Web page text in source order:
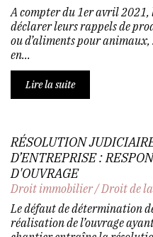
A compter du 1er avril 2021,
déclarer leurs rappels de
ou d’aliments pour
en...
Lire la suite
RÉSOLUTION
D’ENTREPRISE :
D'OUVRAGE
Droit immobilier/Droit de
Le défaut de détermination
réalisation de l’ouvrage